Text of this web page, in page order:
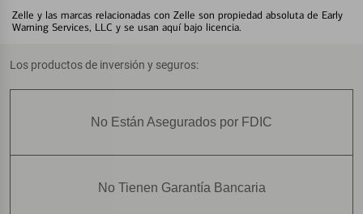
Zelle y las marcas relacionadas con Zelle son propiedad absoluta de Early
Warning Services, LLC y se usan aquí bajo licencia.
Los productos de inversión y seguros:
No Están Asegurados por FDIC
No Tienen Garantía Bancaria